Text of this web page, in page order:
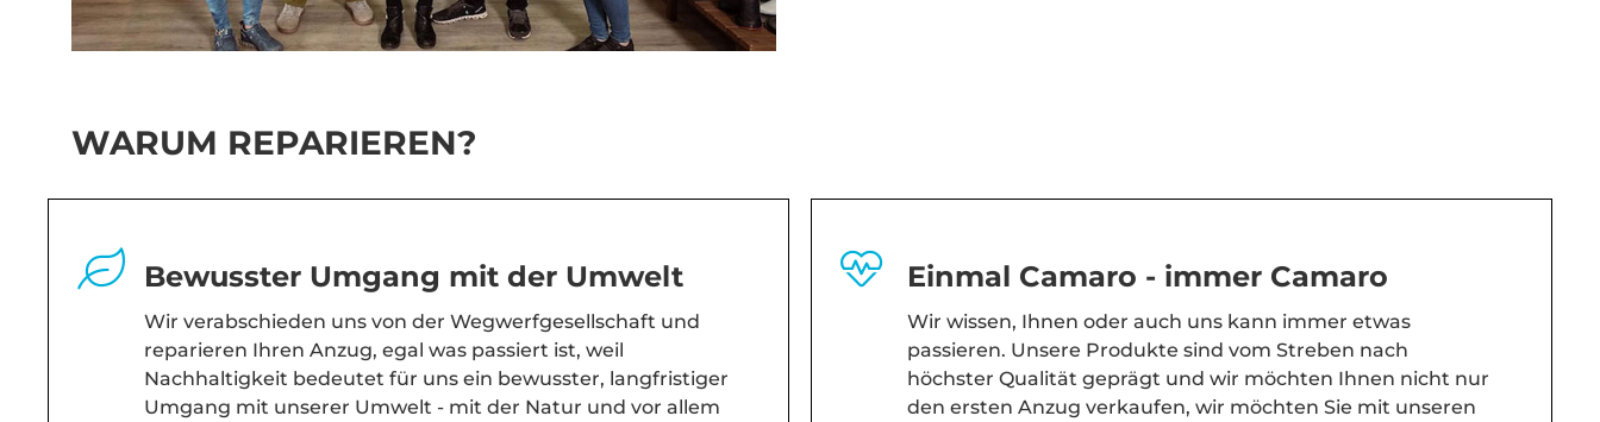
WARUM REPARIEREN?
Bewusster Umgang mit der Umwelt
Wir verabschieden uns von der Wegwerfgesellschaft und
reparieren Ihren Anzug, egal was passiert ist, weil
Nachhaltigkeit bedeutet für uns ein bewusster, langfristiger
Umgang mit unserer Umwelt - mit der Natur und vor allem
Einmal Camaro - immer Camaro
Wir wissen, Ihnen oder auch uns kann immer etwas
passieren. Unsere Produkte sind vom Streben nach
höchster Qualität geprägt und wir möchten Ihnen nicht nur
den ersten Anzug verkaufen, wir möchten Sie mit unseren